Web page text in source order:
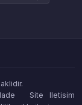
Iade
Site
Iletisim